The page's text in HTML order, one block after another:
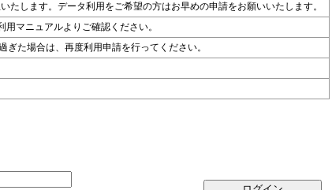
します。データ利用をご希望の方はお早めの申請をお願いいたします。
マニュアルよりご確認ください。
た場合は、再度利用申請を行ってください。